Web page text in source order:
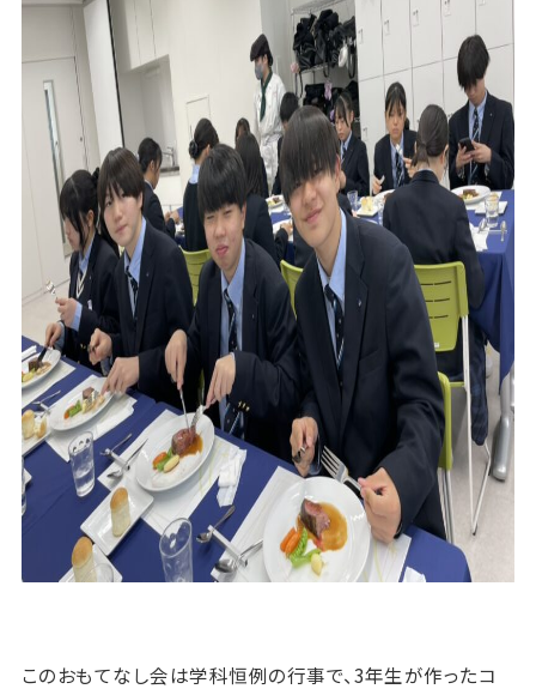
このおもてなし会は学科恒例の行事で、3年生が作ったコ